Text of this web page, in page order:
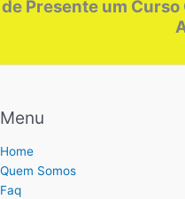
de Presente um
Menu
Home
Quem Somos
Faq